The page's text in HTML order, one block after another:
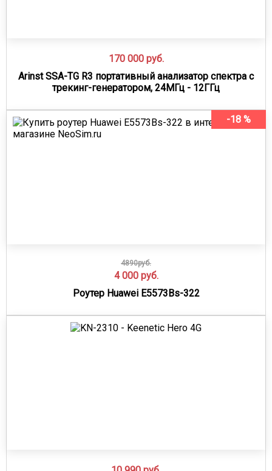
170 000 руб.
Arinst SSA-TG R3 портативный анализатор спектра с
трекинг-генератором, 24МГц - 12ГГц
-18 %
4890руб.
4 000 руб.
Роутер Huawei E5573Bs-322